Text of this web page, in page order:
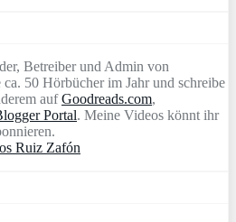
Betreiber und Admin von
ca. 50 Hörbücher im Jahr und schreibe
aufGoodreads.com,
Portal. Meine Videos könnt ihr
Ruiz Zafón